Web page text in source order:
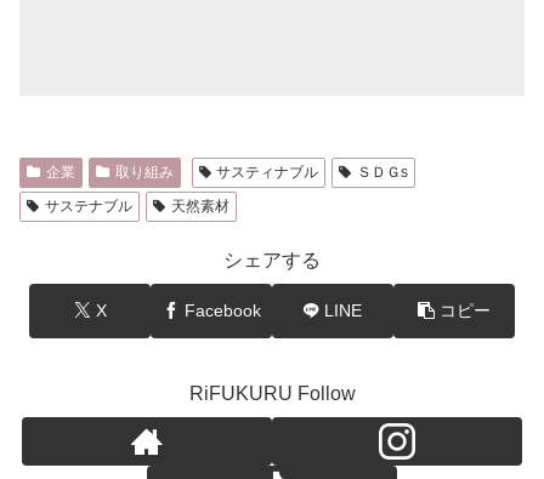
企業 取り組み サスティナブル
ＳＤＧs
サステナブル
天然素材
シェアする
X Facebook LINE コピー
RiFUKURU Follow